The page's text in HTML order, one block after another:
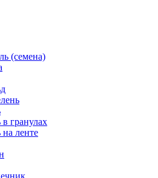
(семена)
гранулах
ленте